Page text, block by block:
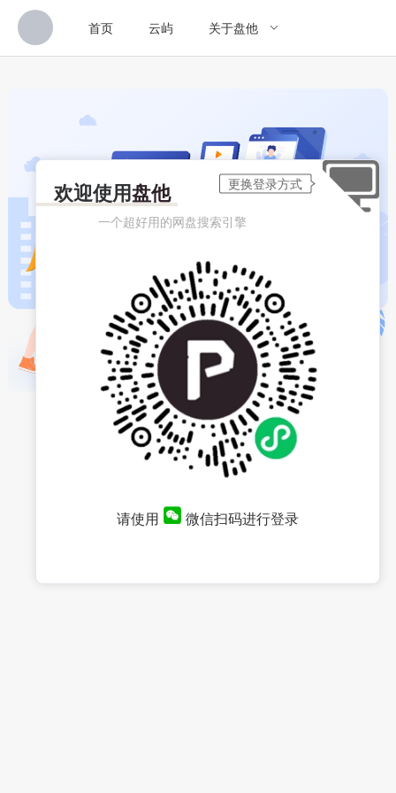
首页 云屿 关于盘他
欢迎使用盘他
一个超好用的网盘搜索引擎
请使用 微信扫码进行登录